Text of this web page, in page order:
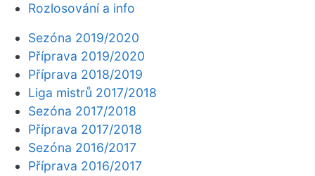
Rozlosování a info
Sezóna 2019/2020
Příprava 2019/2020
Příprava 2018/2019
Liga mistrů 2017/2018
Sezóna 2017/2018
Příprava 2017/2018
Sezóna 2016/2017
Příprava 2016/2017